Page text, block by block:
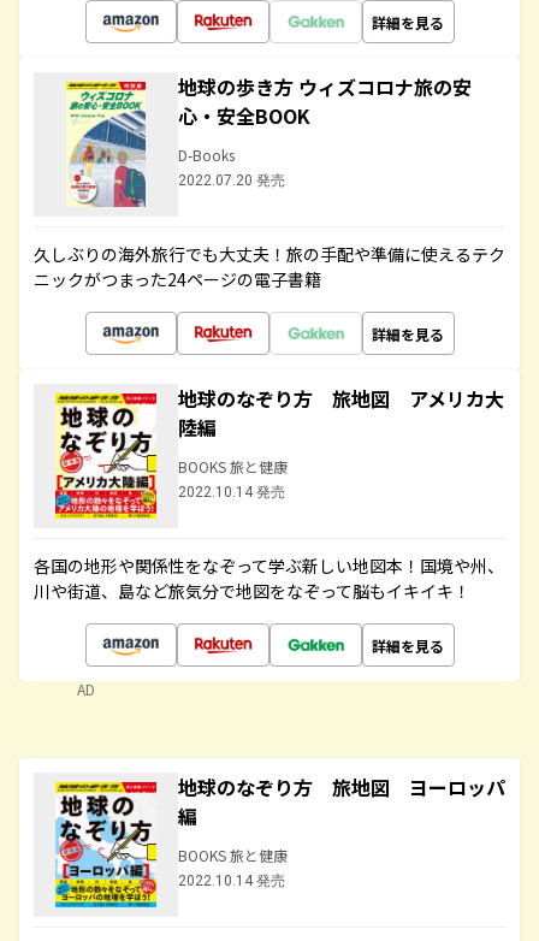
詳細を見る
地球の歩き方 ウィズコロナ旅の安
心・安全BOOK
D-Books
2022.07.20 発売
久しぶりの海外旅行でも大丈夫！旅の手配や準備に使えるテク
ニックがつまった24ページの電子書籍
詳細を見る
地球のなぞり方 旅地図 アメリカ大
陸編
BOOKS 旅と健康
2022.10.14 発売
各国の地形や関係性をなぞって学ぶ新しい地図本！国境や州、
川や街道、島など旅気分で地図をなぞって脳もイキイキ！
詳細を見る
AD
地球のなぞり方 旅地図 ヨーロッパ
編
BOOKS 旅と健康
2022.10.14 発売